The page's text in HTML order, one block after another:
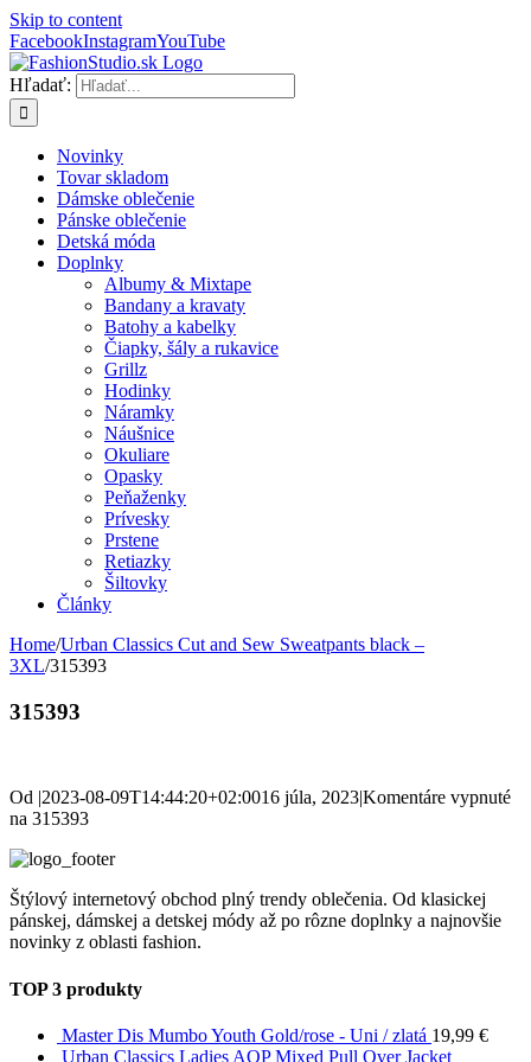
Skip to content
FacebookInstagramYouTube
Hľadať:
Novinky
Tovar skladom
Dámske oblečenie
Pánske oblečenie
Detská móda
Doplnky
Albumy & Mixtape
Bandany a kravaty
Batohy a kabelky
Čiapky, šály a rukavice
Grillz
Hodinky
Náramky
Náušnice
Okuliare
Opasky
Peňaženky
Prívesky
Prstene
Retiazky
Šiltovky
Články
Home/Urban Classics Cut and Sew Sweatpants black –
3XL/315393
315393
Od |2023-08-09T14:44:20+02:0016 júla, 2023|Komentáre vypnuté
na 315393
Štýlový internetový obchod plný trendy oblečenia. Od klasickej
pánskej, dámskej a detskej módy až po rôzne doplnky a najnovšie
novinky z oblasti fashion.
TOP 3 produkty
Master Dis Mumbo Youth Gold/rose - Uni / zlatá 19,99 €
Urban Classics Ladies AOP Mixed Pull Over Jacket